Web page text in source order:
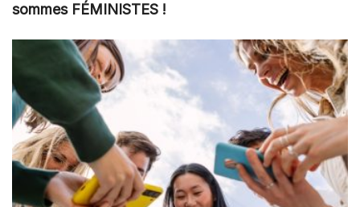
sommes FÉMINISTES !